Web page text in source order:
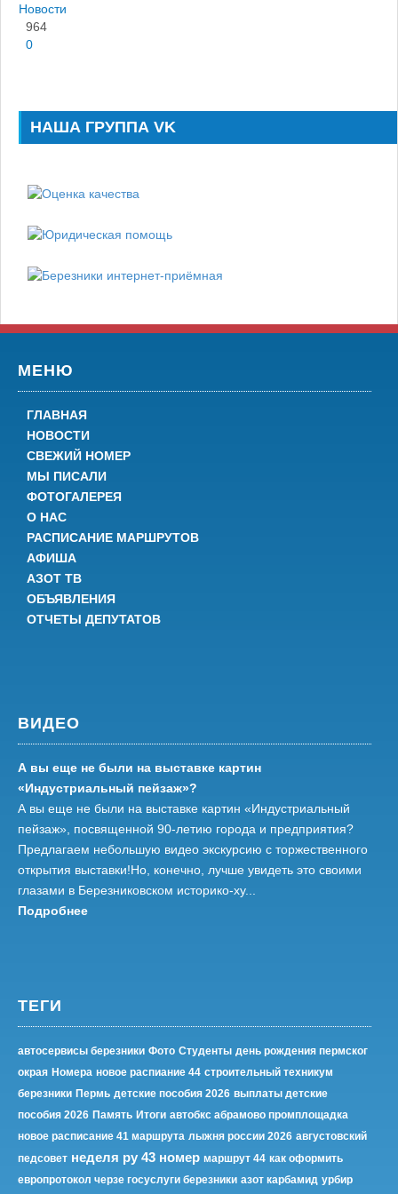
Новости
964
0
НАША ГРУППА VK
МЕНЮ
ГЛАВНАЯ
НОВОСТИ
СВЕЖИЙ НОМЕР
МЫ ПИСАЛИ
ФОТОГАЛЕРЕЯ
О НАС
РАСПИСАНИЕ МАРШРУТОВ
АФИША
АЗОТ ТВ
ОБЪЯВЛЕНИЯ
ОТЧЕТЫ ДЕПУТАТОВ
ВИДЕО
А вы еще не были на выставке картин
«Индустриальный пейзаж»?
А вы еще не были на выставке картин «Индустриальный
пейзаж», посвященной 90-летию города и предприятия?
Предлагаем небольшую видео экскурсию с торжественного
открытия выставки!Но, конечно, лучше увидеть это своими
глазами в Березниковском историко-ху...
Подробнее
ТЕГИ
автосервисы березники Фото Студенты день рождения пермског
окрая Номера новое распиание 44 строительный техникум
березники Пермь детские пособия 2026 выплаты детские
пособия 2026 Память Итоги автобкс абрамово промплощадка
новое расписание 41 маршрута лыжня россии 2026 августовский
педсовет неделя ру 43 номер маршрут 44 как оформить
европротокол черзе госуслуги березники азот карбамид урбир